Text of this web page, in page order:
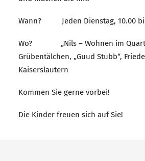
Wann? Jeden Dienstag, 10.00
Wo? „Nils – Wohnen im
Grübentälchen, „Guud Stubb“,
Kaiserslautern
Kommen Sie gerne vorbei!
Die Kinder freuen sich auf Sie!